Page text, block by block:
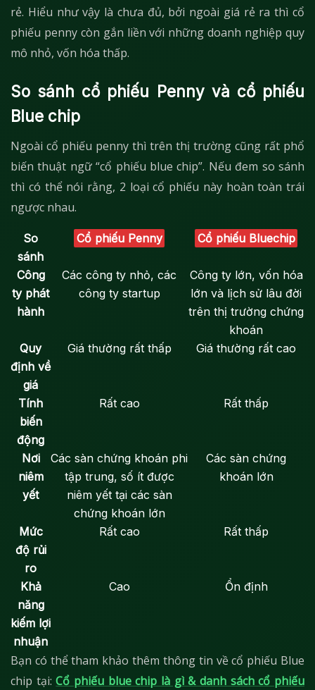
rẻ. Hiểu như vậy là chưa đủ, bởi ngoài giá rẻ ra thì cổ
phiếu penny còn gắn liền với những doanh nghiệp quy
mô nhỏ, vốn hóa thấp.
So sánh cổ phiếu Penny và cổ phiếu
Blue chip
Ngoài cổ phiếu penny thì trên thị trường cũng rất phổ
biến thuật ngữ “cổ phiếu blue chip”. Nếu đem so sánh
thì có thể nói rằng, 2 loại cổ phiếu này hoàn toàn trái
ngược nhau.
So
sánh
Cổ phiếu Penny Cổ phiếu Bluechip
Công
ty phát
hành
Các công ty nhỏ, các
công ty startup
Công ty lớn, vốn hóa
lớn và lịch sử lâu đời
trên thị trường chứng
khoán
Quy
định về
giá
Giá thường rất thấp Giá thường rất cao
Tính
biến
động
Rất cao Rất thấp
Nơi
niêm
yết
Các sàn chứng khoán phi
tập trung, số ít được
niêm yết tại các sàn
chứng khoán lớn
Các sàn chứng
khoán lớn
Mức
độ rủi
ro
Rất cao Rất thấp
Khả
năng
kiếm lợi
nhuận
Cao Ổn định
Bạn có thể tham khảo thêm thông tin về cổ phiếu Blue
chip tại:Cổ phiếu blue chip là gì & danh sách cổ phiếu